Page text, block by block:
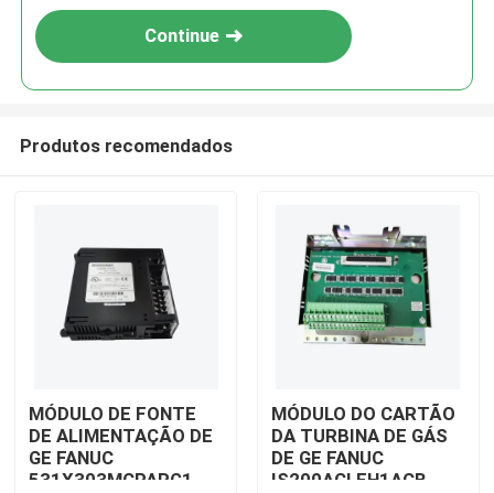
Continue
Produtos recomendados
MÓDULO DE FONTE
DE ALIMENTAÇÃO DE
GE FANUC
531X303MCPARG1
MÓDULO DO CARTÃO
DA TURBINA DE GÁS
DE GE FANUC
IS200ACLEH1ACB